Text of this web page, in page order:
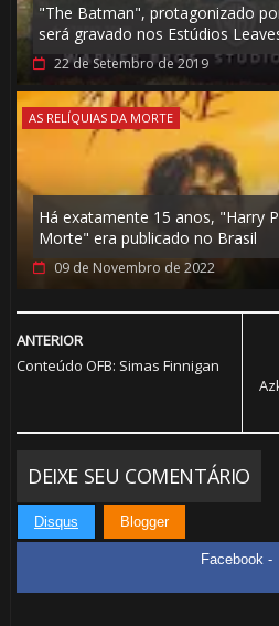
"The Batman", protagonizado
será gravado nos Estúdios
22 de Setembro de 2019
AS RELÍQUIAS DA MORTE
Há exatamente 15 anos, "Harry
Morte" era publicado no Brasil
09 de Novembro de 2022
ANTERIOR
Conteúdo OFB: Simas Finnigan
DEIXE SEU COMENTÁRIO
Disqus Blogger
Facebook -